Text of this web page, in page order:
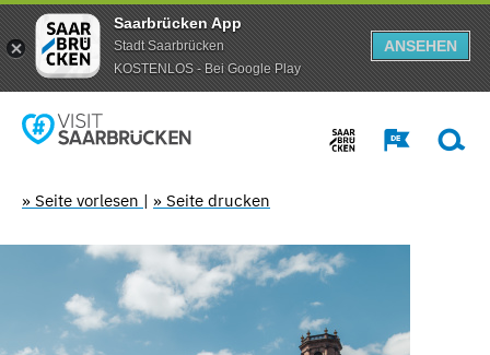
Saarbrücken App
Stadt Saarbrücken
KOSTENLOS - Bei Google Play
ANSEHEN
» Seite vorlesen | » Seite drucken